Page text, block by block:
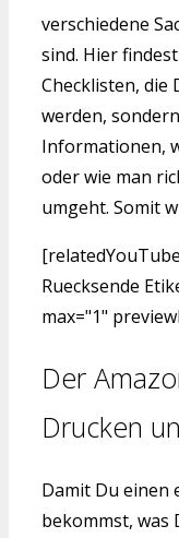
verschiedene
sind. Hier
Checklisten, die
werden,
Informationen,
oder wie man
umgeht. Somit
Ruecksende
max="1"
Der
Drucken
Damit Du einen
bekommst, was